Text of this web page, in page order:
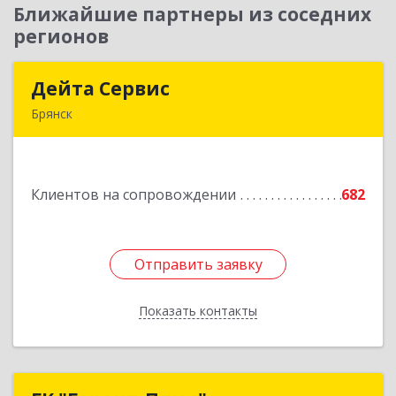
Ближайшие партнеры из соседних
регионов
Дейта Сервис
Брянск
Клиентов на сопровождении 682
Отправить заявку
Показать контакты
Подробнее
Отправить заявку
Назад